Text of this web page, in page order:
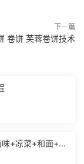
下一篇
卷饼 芙蓉卷饼技术
+凉菜+和面+烙